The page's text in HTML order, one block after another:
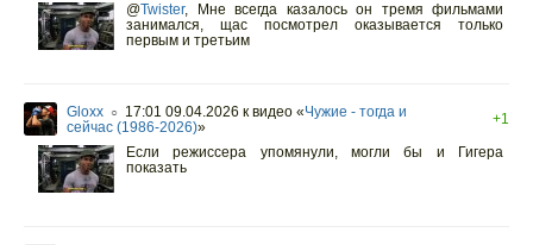
@Twister, Мне всегда казалось он тремя фильмами
занимался, щас посмотрел оказывается только
первым и третьим
Gloxx ○ 17:01 09.04.2026 к видео «Чужие - тогда и
сейчас (1986-2026)»
+1
Если режиссера упомянули, могли бы и Гигера
показать